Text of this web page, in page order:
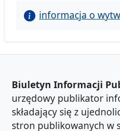
informacja o
Biuletyn Informacji
urzędowy publikator
składający się z
stron publikowanych w